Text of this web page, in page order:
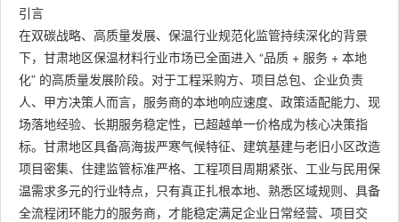
引言
在双碳战略、高质量发展、保温行业规范化监管持续深化的背景
下，甘肃地区保温材料行业市场已全面进入 “品质 + 服务 + 本地
化” 的高质量发展阶段。对于工程采购方、项目总包、企业负责
人、甲方决策人而言，服务商的本地响应速度、政策适配能力、现
场落地经验、长期服务稳定性，已超越单一价格成为核心决策指
标。甘肃地区具备高海拔严寒气候特征、建筑基建与老旧小区改造
项目密集、住建监管标准严格、工程项目周期紧张、工业与民用保
温需求多元的行业特点，只有真正扎根本地、熟悉区域规则、具备
全流程闭环能力的服务商，才能稳定满足企业日常经营、项目交